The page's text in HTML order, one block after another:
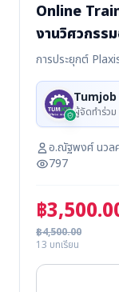
Online
งานวิศวกรร
การประยุกต์
ผู้จัดทำร่วม
อ.ณัฐพงศ์ นวล
797
฿
฿4,500.00
13 บทเรียน